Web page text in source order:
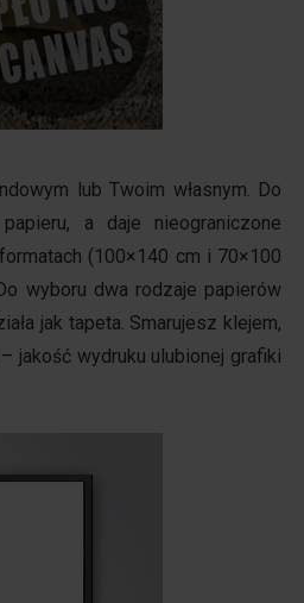
lub Twoim własnym. Do
a daje nieograniczone
(100×140 cm i 70×100
wyboru dwa rodzaje papierów
jak tapeta. Smarujesz klejem,
jakość wydruku ulubionej grafiki